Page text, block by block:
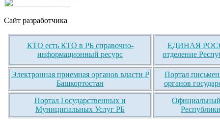
Сайт разработчика
КТО есть КТО в РБ справочно-
информационный ресурс
ЕДИНАЯ
отделение
Электронная приемная органов власти Р
Башкортостан
Портал
органов
Портал Государственных и
Муниципальных Услуг РБ
Официальный